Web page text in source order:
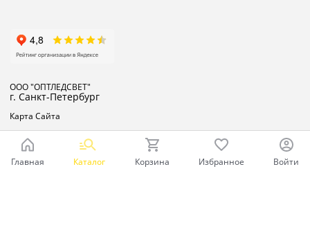
ООО "ОПТЛЕДСВЕТ"
г. Санкт-Петербург
Карта Сайта
Главная Каталог Корзина Избранное Войти